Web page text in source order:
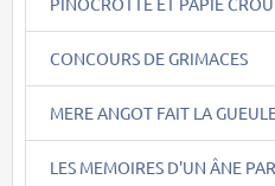
CONCOURS DE GRIMACES
MERE ANGOT FAIT LA GUEULE
LES MEMOIRES D'UN ÂNE